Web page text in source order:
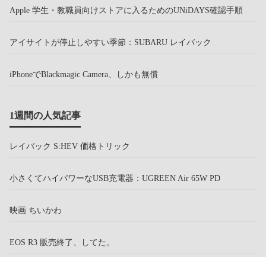
Apple 学生・教職員向けストアに入るためのUNiDAYS確認手順
アイサイトが停止しやすい季節：SUBARU レイバック
iPhoneでBlackmagic Camera、しかも無償
1週間の人気記事
レイバック S:HEV 価格トリック
小さくてハイパワーなUSB充電器：UGREEN Air 65W PD
映画 ちいかわ
EOS R3 販売終了、してた。